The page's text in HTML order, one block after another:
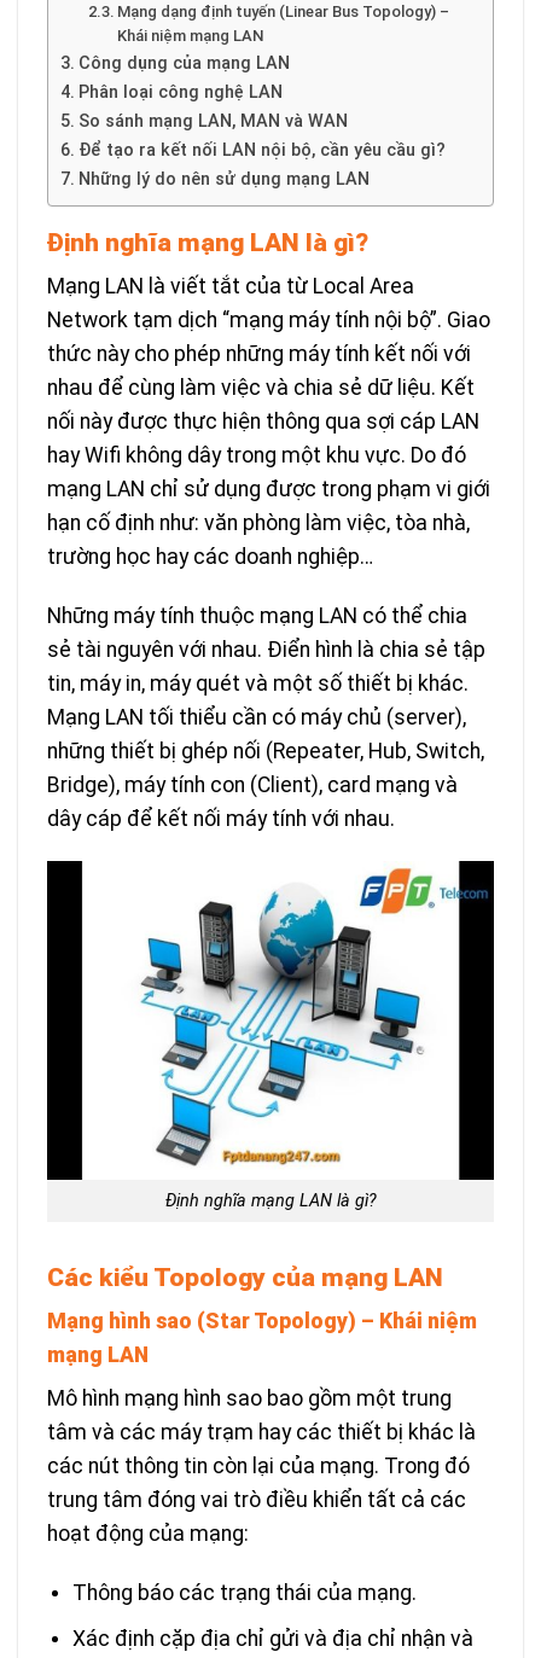
Mạng dạng định tuyến (Linear Bus Topology) –
Khái niệm mạng LAN
Công dụng của mạng LAN
Phân loại công nghệ LAN
So sánh mạng LAN, MAN và WAN
Để tạo ra kết nối LAN nội bộ, cần yêu cầu gì?
Những lý do nên sử dụng mạng LAN
Định nghĩa mạng LAN là gì?
Mạng LAN là viết tắt của từ Local Area
Network tạm dịch “mạng máy tính nội bộ”. Giao
thức này cho phép những máy tính kết nối với
nhau để cùng làm việc và chia sẻ dữ liệu. Kết
nối này được thực hiện thông qua sợi cáp LAN
hay Wifi không dây trong một khu vực. Do đó
mạng LAN chỉ sử dụng được trong phạm vi giới
hạn cố định như: văn phòng làm việc, tòa nhà,
trường học hay các doanh nghiệp…
Những máy tính thuộc mạng LAN có thể chia
sẻ tài nguyên với nhau. Điển hình là chia sẻ tập
tin, máy in, máy quét và một số thiết bị khác.
Mạng LAN tối thiểu cần có máy chủ (server),
những thiết bị ghép nối (Repeater, Hub, Switch,
Bridge), máy tính con (Client), card mạng và
dây cáp để kết nối máy tính với nhau.
Định nghĩa mạng LAN là gì?
Các kiểu Topology của mạng LAN
Mạng hình sao (Star Topology) – Khái niệm
mạng LAN
Mô hình mạng hình sao bao gồm một trung
tâm và các máy trạm hay các thiết bị khác là
các nút thông tin còn lại của mạng. Trong đó
trung tâm đóng vai trò điều khiển tất cả các
hoạt động của mạng:
Thông báo các trạng thái của mạng.
Xác định cặp địa chỉ gửi và địa chỉ nhận và